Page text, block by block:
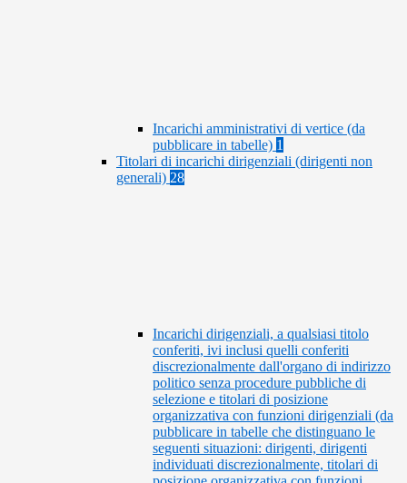
Incarichi amministrativi di vertice (da
pubblicare in tabelle) 1
Titolari di incarichi dirigenziali (dirigenti non
generali) 28
Incarichi dirigenziali, a qualsiasi titolo
conferiti, ivi inclusi quelli conferiti
discrezionalmente dall'organo di indirizzo
politico senza procedure pubbliche di
selezione e titolari di posizione
organizzativa con funzioni dirigenziali (da
pubblicare in tabelle che distinguano le
seguenti situazioni: dirigenti, dirigenti
individuati discrezionalmente, titolari di